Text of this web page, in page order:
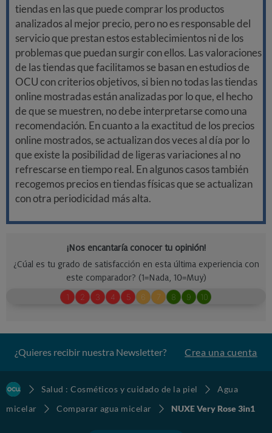
tiendas en las que puede comprar los productos
analizados al mejor precio, pero no es responsable del
servicio que prestan estos establecimientos ni de los
problemas que puedan surgir con ellos. Las valoraciones
de las tiendas que facilitamos se basan en estudios de
OCU con criterios objetivos, si bien no todas las tiendas
online mostradas están analizadas por lo que, el hecho
de que se muestren, no debe interpretarse como una
recomendación. En cuanto a la exactitud de los precios
online mostrados, se actualizan dos veces al día por lo
que existe la posibilidad de ligeras variaciones al no
refrescarse en tiempo real. En algunos casos también
recogemos precios en tiendas físicas que se actualizan
con otra periodicidad más alta.
¿Quieres recibir nuestra Newsletter? Crea una cuenta
Salud : Cosméticos y cuidado de la piel
Agua
micelar
Comparar agua micelar NUXE Very Rose 3in1